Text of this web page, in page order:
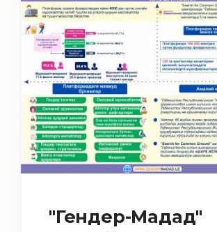
"Гендер-Мадад"